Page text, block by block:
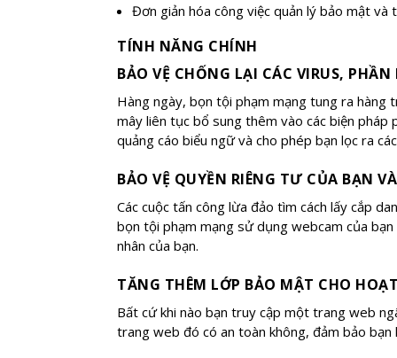
Đơn giản hóa công việc quản lý bảo mật và
TÍNH NĂNG CHÍNH
BẢO VỆ CHỐNG LẠI CÁC VIRUS,
Hàng ngày, bọn tội phạm mạng tung ra hàng
mây liên tục bổ sung thêm vào các biện pháp
quảng cáo biểu ngữ và cho phép bạn lọc ra
BẢO VỆ QUYỀN RIÊNG TƯ CỦA BẠN
Các cuộc tấn công lừa đảo tìm cách lấy cắp
bọn tội phạm mạng sử dụng webcam của
nhân của bạn.
TĂNG THÊM LỚP BẢO MẬT CHO
Bất cứ khi nào bạn truy cập một trang web
trang web đó có an toàn không, đảm bảo